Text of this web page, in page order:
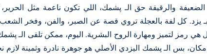
والرقيقة حق الـ پشمك، اللي تكون ناعمة مثل
بـ يزد. كل لفة بالعجلة تروي قصة عن الصبر، والفن، وفخر
هي رمز لتميز ومهارة الروح البشرية. اليوم، ممكن تلقى الـ
بس الـ پشمك اليزدي الأصلي هو جوهرة نادرة وثمينة لازم